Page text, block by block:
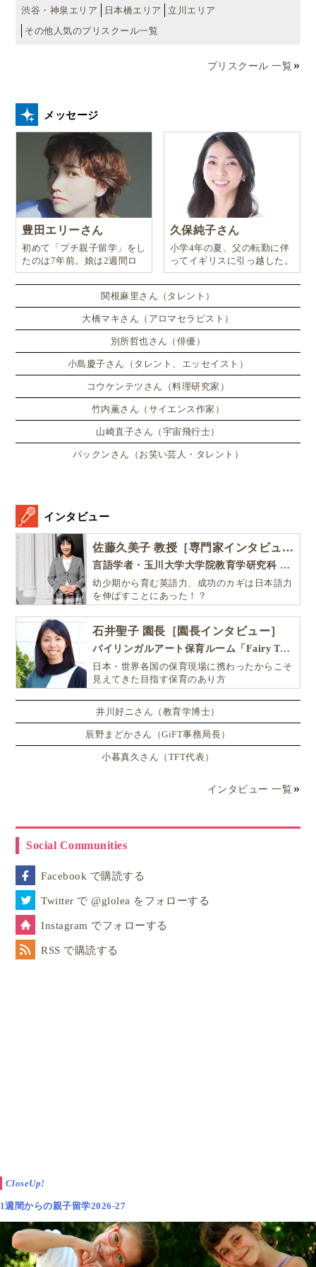
を育む少人数制のプリスクールです。
渋谷・神泉エリア 日本橋エリア
立川エリア
その他人気のプリスクール一覧
プリスクール 一覧
メッセージ
豊田エリーさん
初めて「プチ親子留学」をし
たのは7年前。娘は2週間ロ
ンドンのサマースクールに通
い、英語劇に挑戦したり、
久保純子さん
小学4年の夏、父の転勤に伴
ってイギリスに引っ越した。
関根麻里さん（タレント）
大橋マキさん（アロマセラピスト）
別所哲也さん（俳優）
小島慶子さん（タレント、エッセイスト）
コウケンテツさん（料理研究家）
竹内薫さん（サイエンス作家）
山崎直子さん（宇宙飛行士）
パックンさん（お笑い芸人・タレント）
インタビュー
佐藤久美子 教授［専門家インタビュー］
言語学者・玉川大学大学院教育学研究科 教授・NHK「えいごであそぼ」総合指導
幼少期から育む英語力、成功のカギは日本語力
を伸ばすことにあった！？
石井聖子 園長［園長インタビュー］
バイリンガルアート保育ルーム「Fairy Tale（フェアリーテイル）」
日本・世界各国の保育現場に携わったからこそ
見えてきた目指す保育のあり方
井川好ニさん（教育学博士）
辰野まどかさん（GiFT事務局長）
小暮真久さん（TFT代表）
インタビュー 一覧
Social Communities
Facebook で購読する
Twitter で @glolea をフォローする
Instagram でフォローする
RSS で購読する
CloseUp!
1週間からの親子留学2026-27